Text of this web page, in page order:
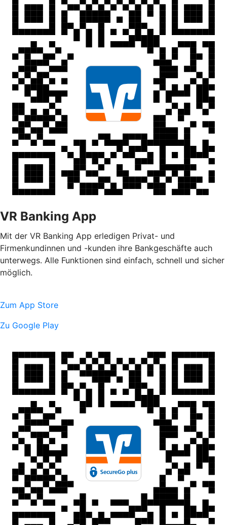
VR Banking App
Mit der VR Banking App erledigen Privat- und
Firmenkundinnen und -kunden ihre Bankgeschäfte auch
unterwegs. Alle Funktionen sind einfach, schnell und sicher
möglich.
Zum App Store
Zu Google Play